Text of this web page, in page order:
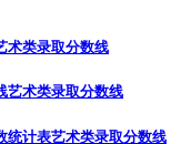
术类录取分数线
艺术类录取分数线
统计表艺术类录取分数线